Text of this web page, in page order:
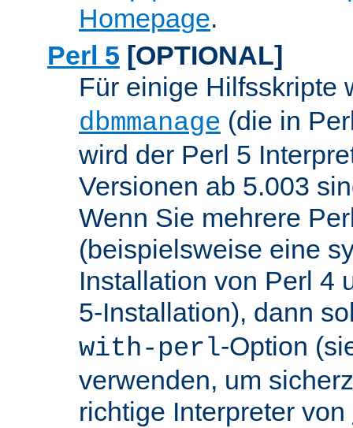
Homepage.
Perl 5 [OPTIONAL]
Für einige Hilfsskripte
dbmmanage (die in
wird der Perl 5
Versionen ab 5.003
Wenn Sie mehrere
(beispielsweise eine
Installation von Perl 4
5-Installation), dann
with-perl-Option
verwenden, um
richtige Interpreter von